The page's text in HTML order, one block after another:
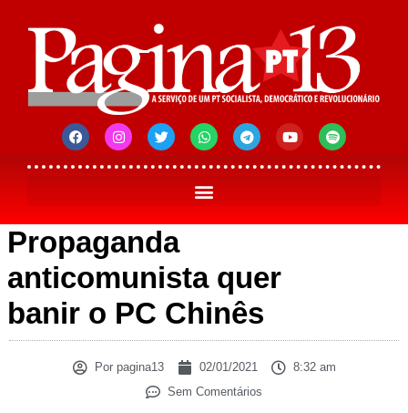
Propaganda
anticomunista quer
banir o PC Chinês
Porpagina13 02/01/2021
8:32 am
Sem Comentários